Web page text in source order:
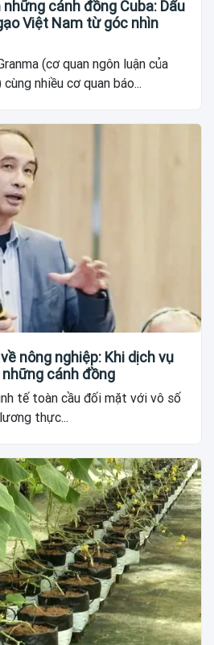
cánh đồng Cuba: Dấu
Việt Nam từ góc nhìn
(cơ quan ngôn luận của
nhiều cơ quan báo...
nông nghiệp: Khi dịch vụ
cánh đồng
tế toàn cầu đối mặt với vô số
thực...